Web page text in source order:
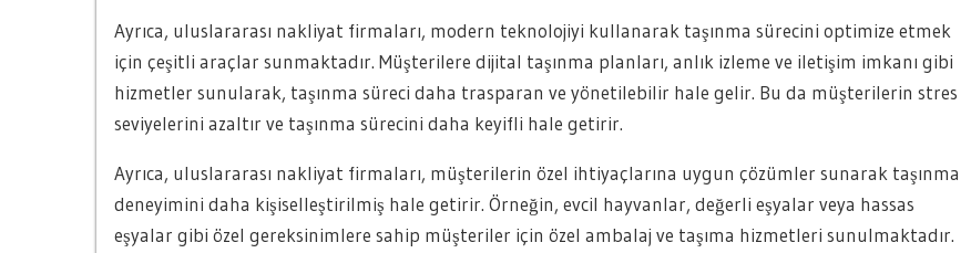
Ayrıca, uluslararası nakliyat firmaları, modern teknolojiyi kullanarak taşınma sürecini optimize etmek
için çeşitli araçlar sunmaktadır. Müşterilere dijital taşınma planları, anlık izleme ve iletişim imkanı gibi
hizmetler sunularak, taşınma süreci daha trasparan ve yönetilebilir hale gelir. Bu da müşterilerin stres
seviyelerini azaltır ve taşınma sürecini daha keyifli hale getirir.
Ayrıca, uluslararası nakliyat firmaları, müşterilerin özel ihtiyaçlarına uygun çözümler sunarak taşınma
deneyimini daha kişiselleştirilmiş hale getirir. Örneğin, evcil hayvanlar, değerli eşyalar veya hassas
eşyalar gibi özel gereksinimlere sahip müşteriler için özel ambalaj ve taşıma hizmetleri sunulmaktadır.